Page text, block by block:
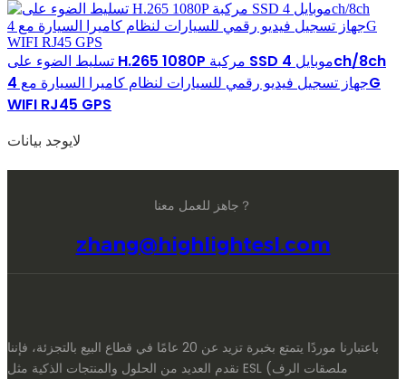
تسليط الضوء على H.265 1080P مركبة SSD موبايل 4ch/8ch
جهاز تسجيل فيديو رقمي للسيارات لنظام كاميرا السيارة مع 4G
WIFI RJ45 GPS
لايوجد بيانات
جاهز للعمل معنا？
zhang@highlightesl.com
باعتبارنا موردًا يتمتع بخبرة تزيد عن 20 عامًا في قطاع البيع بالتجزئة، فإننا
نقدم العديد من الحلول والمنتجات الذكية مثل ESL (ملصقات الرف